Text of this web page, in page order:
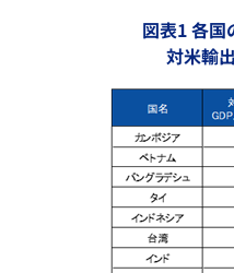
図表1 各国
対米輸